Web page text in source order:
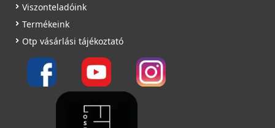
Viszonteladóink
Termékeink
Otp vásárlási tájékoztató